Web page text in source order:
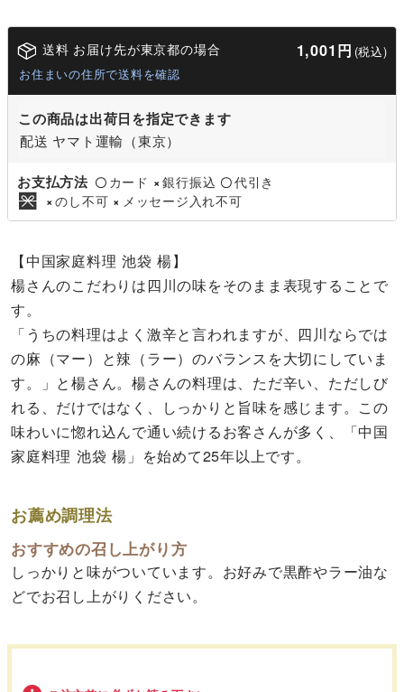
送料 お届け先が東京都の場合 1,001円 (税込)
お住まいの住所で送料を確認
この商品は出荷日を指定できます
配送 ヤマト運輸（東京）
お支払方法 〇 カード × 銀行振込 〇代引き
× のし不可 × メッセージ入れ不可
【中国家庭料理 池袋 楊】
楊さんのこだわりは四川の味をそのまま表現することで
す。
「うちの料理はよく激辛と言われますが、四川ならでは
の麻（マー）と辣（ラー）のバランスを大切にしていま
す。」と楊さん。楊さんの料理は、ただ辛い、ただしび
れる、だけではなく、しっかりと旨味を感じます。この
味わいに惚れ込んで通い続けるお客さんが多く、「中国
家庭料理 池袋 楊」を始めて25年以上です。
お薦め調理法
おすすめの召し上がり方
しっかりと味がついています。お好みで黒酢やラー油な
どでお召し上がりください。